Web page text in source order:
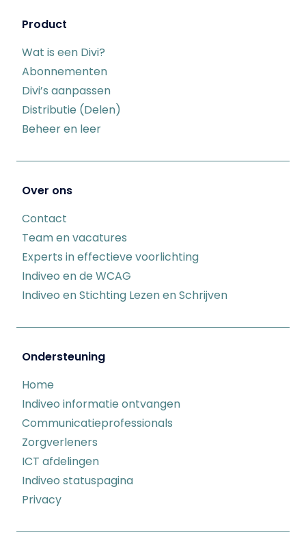
Product
Wat is een Divi?
Abonnementen
Divi’s aanpassen
Distributie (Delen)
Beheer en leer
Over ons
Contact
Team en vacatures
Experts in effectieve voorlichting
Indiveo en de WCAG
Indiveo en Stichting Lezen en Schrijven
Ondersteuning
Home
Indiveo informatie ontvangen
Communicatieprofessionals
Zorgverleners
ICT afdelingen
Indiveo statuspagina
Privacy